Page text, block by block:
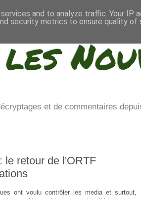
et de commentaires
le retour de l'ORTF
ont voulu contrôler les media et surtout,
and to analyze traffic. Your IP
security metrics to ensure quality of